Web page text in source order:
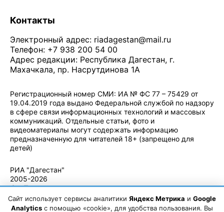
Контакты
Электронный адрес: riadagestan@mail.ru
Телефон: +7 938 200 54 00
Адрес редакции: Республика Дагестан, г.
Махачкала, пр. Насрутдинова 1А
Регистрационный номер СМИ: ИА № ФС 77 – 75429 от
19.04.2019 года выдано Федеральной службой по надзору
в сфере связи информационных технологий и массовых
коммуникаций. Отдельные статьи, фото и
видеоматериалы могут содержать информацию
предназначенную для читателей 18+ (запрещено для
детей)
РИА "Дагестан"
2005-2026
© - Правила
использования
материалов.
Сайт использует сервисы аналитики Яндекс Метрика и Google
Analytics с помощью «cookie», для удобства пользования. Вы